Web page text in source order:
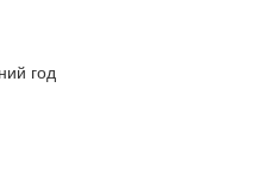
год